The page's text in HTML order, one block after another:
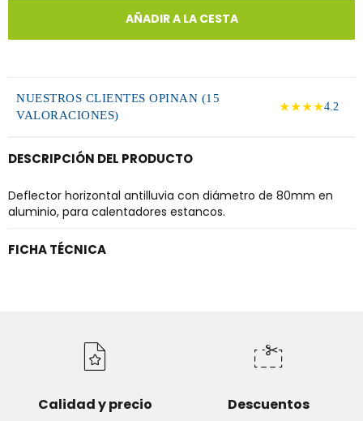
AÑADIR A LA CESTA
NUESTROS CLIENTES OPINAN (15
VALORACIONES)
★★★★4.2
DESCRIPCIÓN DEL PRODUCTO
Deflector horizontal antilluvia con diámetro de 80mm en
aluminio, para calentadores estancos.
FICHA TÉCNICA
Calidad y precio Descuentos